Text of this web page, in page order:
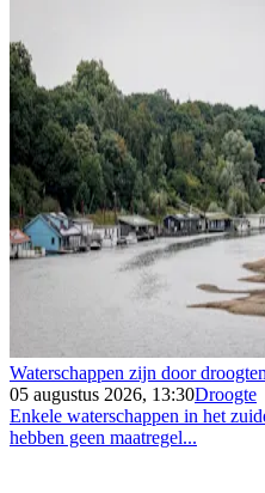
Waterschappen zijn door
05 augustus 2026, 13:30Droogte
Enkele waterschappen in het
hebben geen maatregel...